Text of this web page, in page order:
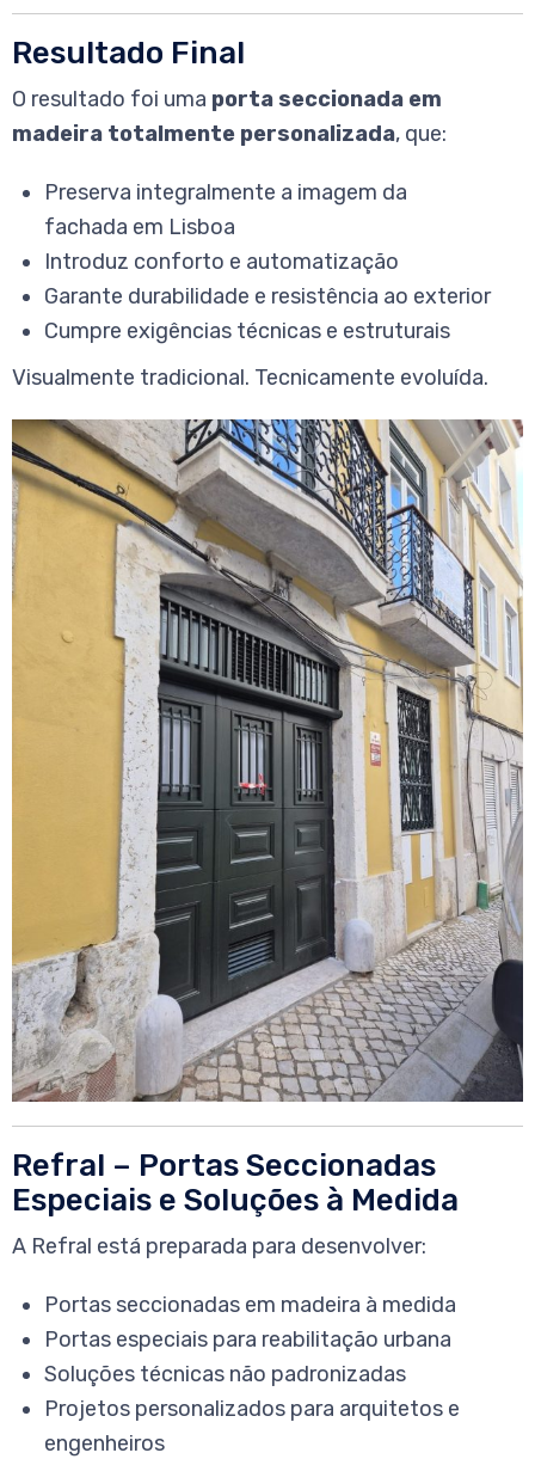
Resultado Final
O resultado foi uma porta seccionada em
madeira totalmente personalizada, que:
Preserva integralmente a imagem da
fachada em Lisboa
Introduz conforto e automatização
Garante durabilidade e resistência ao exterior
Cumpre exigências técnicas e estruturais
Visualmente tradicional. Tecnicamente evoluída.
Refral – Portas Seccionadas
Especiais e Soluções à Medida
A Refral está preparada para desenvolver:
Portas seccionadas em madeira à medida
Portas especiais para reabilitação urbana
Soluções técnicas não padronizadas
Projetos personalizados para arquitetos e
engenheiros